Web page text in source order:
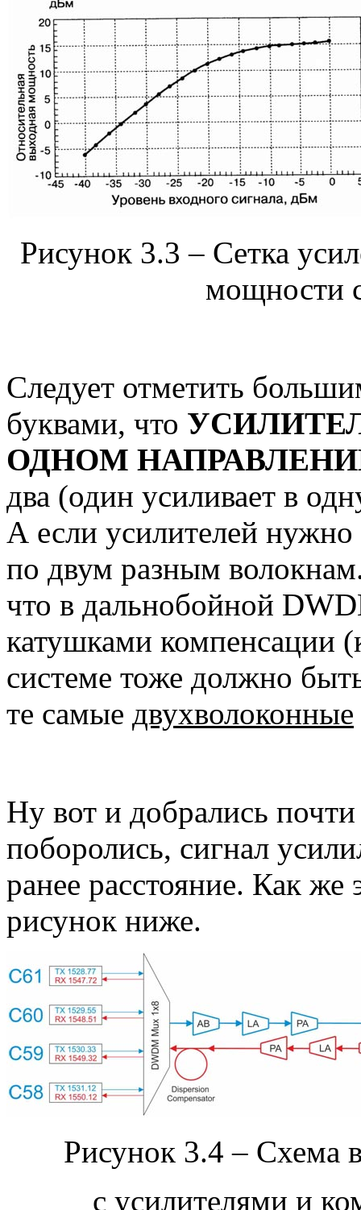
Рисунок 3.3 – Сетка
мощности
Следует отметить
буквами, что
ОДНОМ
два (один усиливает в
А если усилителей
по двум разным
что в дальнобойной
катушками компенсации
системе тоже должно
те самые двухволоконные
Ну вот и добрались
поборолись, сигнал
ранее расстояние. Как
рисунок ниже.
Рисунок 3.4 – Схема
с усилителями и